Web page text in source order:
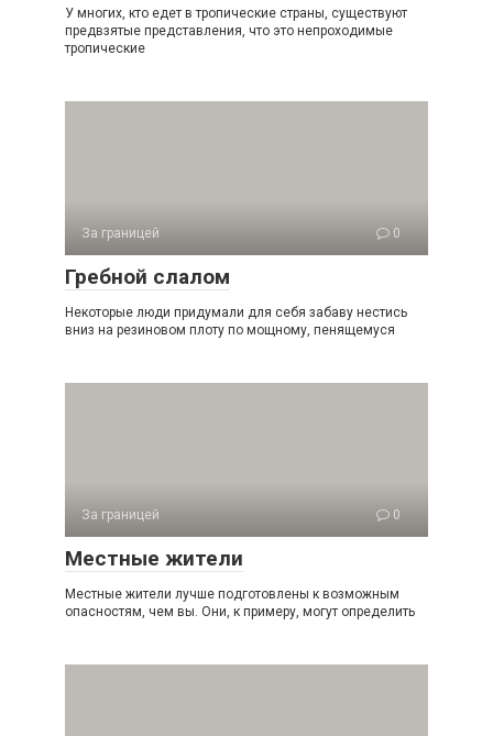
У многих, кто едет в тропические страны, существуют
предвзятые представления, что это непроходимые
тропические
За границей 0
Гребной слалом
Некоторые люди придумали для себя забаву нестись
вниз на резиновом плоту по мощному, пенящемуся
За границей 0
Местные жители
Местные жители лучше подготовлены к возможным
опасностям, чем вы. Они, к примеру, могут определить